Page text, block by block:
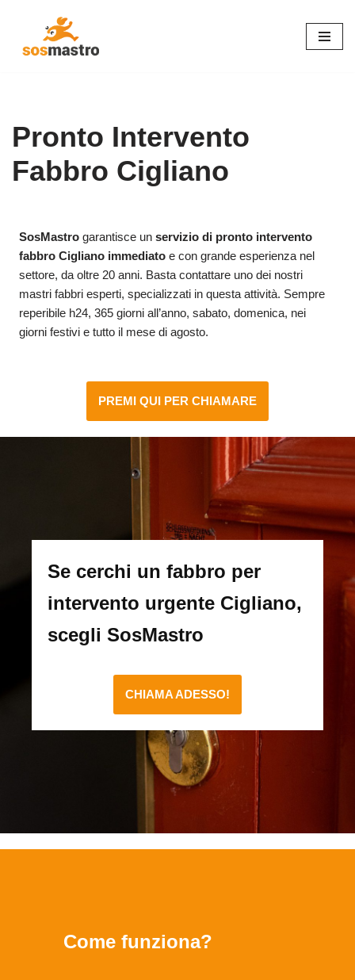
Pronto Intervento
Fabbro Cigliano
SosMastro garantisce unservizio di pronto intervento
fabbro Cigliano immediato e con grande esperienza nel
settore, da oltre 20 anni. Basta contattare uno dei nostri
mastri fabbri esperti, specializzati in questa attività. Sempre
reperibile h24, 365 giorni all’anno, sabato, domenica, nei
giorni festivi e tutto il mese di agosto.
PREMI QUI PER CHIAMARE
Se cerchi un fabbro per
intervento urgente Cigliano,
scegli SosMastro
CHIAMA ADESSO!
Come funziona?